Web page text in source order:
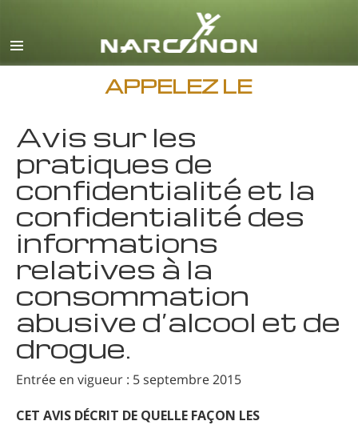
Anglais
Français
Toutes régions/langues
APPELEZ LE
Avis sur les
pratiques de
confidentialité et la
confidentialité des
informations
relatives à la
consommation
abusive d’alcool et de
drogue.
Entrée en vigueur : 5 septembre 2015
CET AVIS DÉCRIT DE QUELLE FAÇON LES